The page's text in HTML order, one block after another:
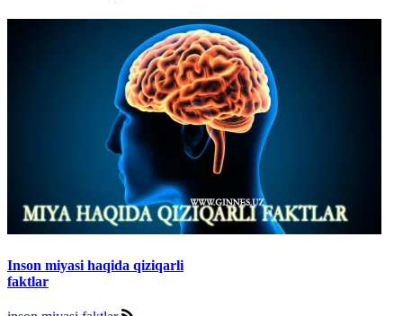
Inson miyasi haqida qiziqarli
faktlar